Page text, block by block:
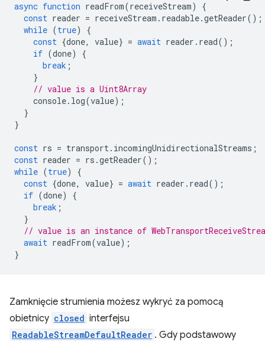
async function readFrom(receiveStream)
{
const reader = receiveStream . readable.getReader();
while (true)
{
const {done, value} = await reader . read();
if (done)
{
break ;
}
// value is a Uint8Array
console. log(value);
}
}
const rs = transport. incomingUnidirectionalStreams ;
const reader = rs .getReader();
while (true)
{
const {done, value} = await reader . read();
if (done)
{
break ;
}
// value is an instance of
await readFrom(value);
}
Zamknięcie strumienia możesz wykryć za pomocą
obietnicy closed interfejsu
ReadableStreamDefaultReader . Gdy podstawowy